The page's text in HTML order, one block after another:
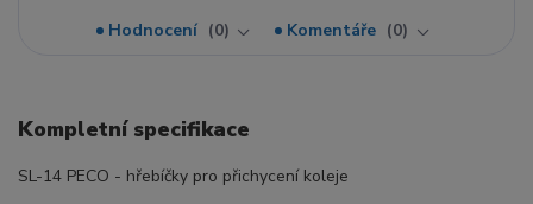
Hodnocení
0 Komentáře 0
Kompletní specifikace
SL-14 PECO - hřebíčky pro přichycení koleje